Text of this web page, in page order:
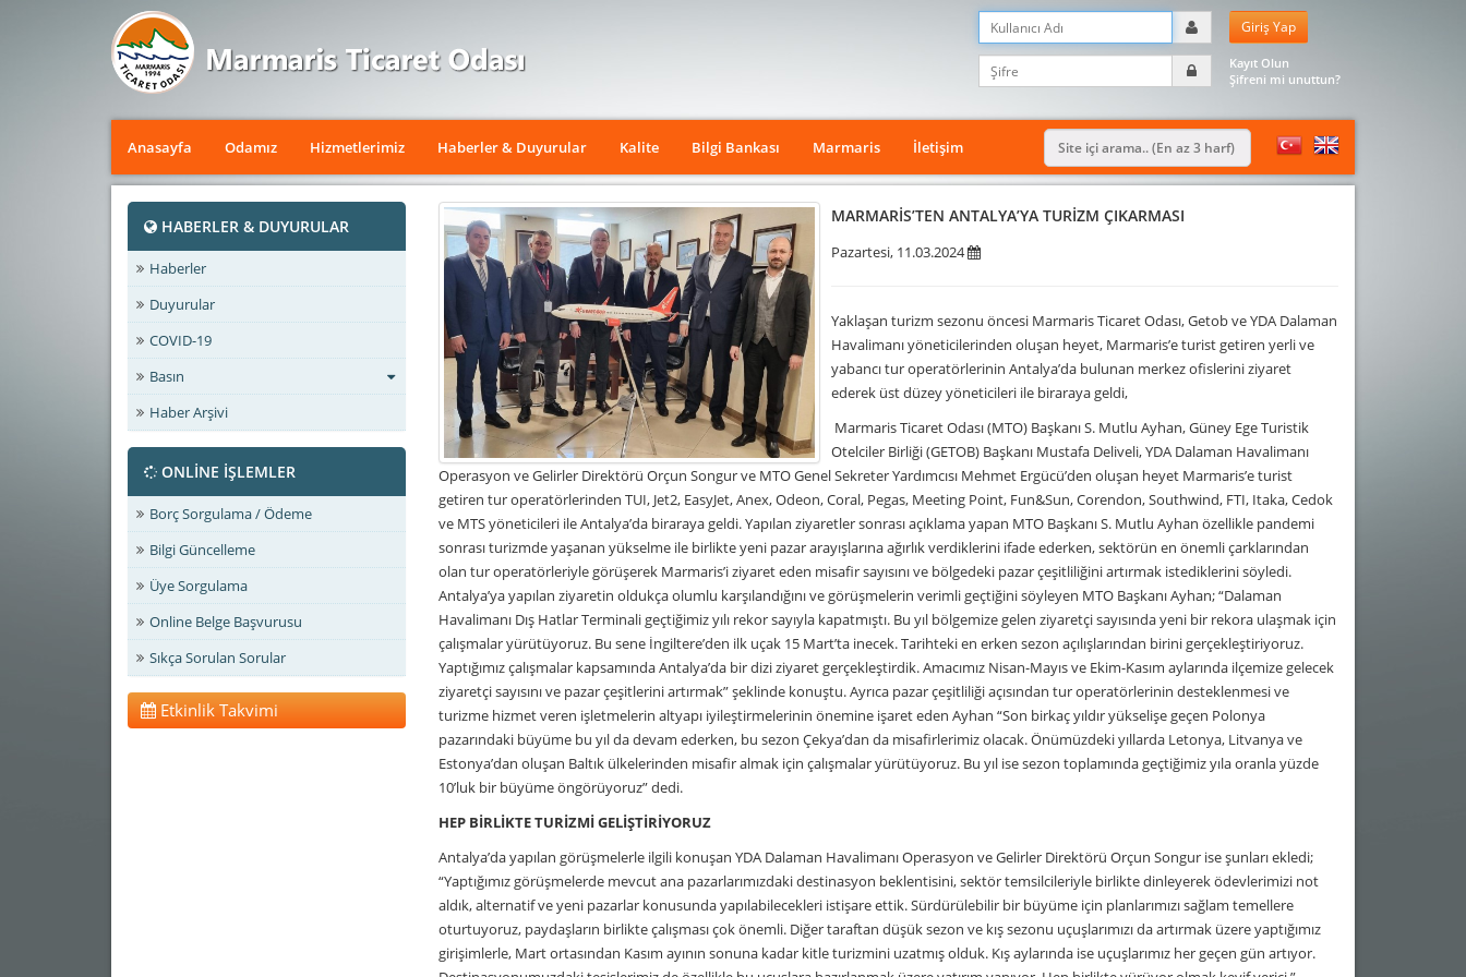
Kayıt Olun
Şifreni mi unuttun?
Anasayfa Odamız Hizmetlerimiz Haberler & Duyurular Kalite Bilgi Bankası Marmaris İletişim
HABERLER & DUYURULAR
Haberler
Duyurular
COVID-19
Basın
Haber Arşivi
ONLİNE İŞLEMLER
Borç Sorgulama / Ödeme
Bilgi Güncelleme
Üye Sorgulama
Online Belge Başvurusu
Sıkça Sorulan Sorular
Etkinlik Takvimi
MARMARİS’TEN ANTALYA’YA TURİZM ÇIKARMASI
Pazartesi, 11.03.2024
Yaklaşan turizm sezonu öncesi Marmaris Ticaret Odası, Getob ve YDA Dalaman
Havalimanı yöneticilerinden oluşan heyet, Marmaris’e turist getiren yerli ve
yabancı tur operatörlerinin Antalya’da bulunan merkez ofislerini ziyaret
ederek üst düzey yöneticileri ile biraraya geldi,
Marmaris Ticaret Odası (MTO) Başkanı S. Mutlu Ayhan, Güney Ege Turistik
Otelciler Birliği (GETOB) Başkanı Mustafa Deliveli, YDA Dalaman Havalimanı
Operasyon ve Gelirler Direktörü Orçun Songur ve MTO Genel Sekreter Yardımcısı Mehmet Ergücü’den oluşan heyet Marmaris’e turist
getiren tur operatörlerinden TUI, Jet2, EasyJet, Anex, Odeon, Coral, Pegas, Meeting Point, Fun&Sun, Corendon, Southwind, FTI, Itaka, Cedok
ve MTS yöneticileri ile Antalya’da biraraya geldi. Yapılan ziyaretler sonrası açıklama yapan MTO Başkanı S. Mutlu Ayhan özellikle pandemi
sonrası turizmde yaşanan yükselme ile birlikte yeni pazar arayışlarına ağırlık verdiklerini ifade ederken, sektörün en önemli çarklarından
olan tur operatörleriyle görüşerek Marmaris’i ziyaret eden misafir sayısını ve bölgedeki pazar çeşitliliğini artırmak istediklerini söyledi.
Antalya’ya yapılan ziyaretin oldukça olumlu karşılandığını ve görüşmelerin verimli geçtiğini söyleyen MTO Başkanı Ayhan; “Dalaman
Havalimanı Dış Hatlar Terminali geçtiğimiz yılı rekor sayıyla kapatmıştı. Bu yıl bölgemize gelen ziyaretçi sayısında yeni bir rekora ulaşmak için
çalışmalar yürütüyoruz. Bu sene İngiltere’den ilk uçak 15 Mart’ta inecek. Tarihteki en erken sezon açılışlarından birini gerçekleştiriyoruz.
Yaptığımız çalışmalar kapsamında Antalya’da bir dizi ziyaret gerçekleştirdik. Amacımız Nisan-Mayıs ve Ekim-Kasım aylarında ilçemize gelecek
ziyaretçi sayısını ve pazar çeşitlerini artırmak” şeklinde konuştu. Ayrıca pazar çeşitliliği açısından tur operatörlerinin desteklenmesi ve
turizme hizmet veren işletmelerin altyapı iyileştirmelerinin önemine işaret eden Ayhan “Son birkaç yıldır yükselişe geçen Polonya
pazarındaki büyüme bu yıl da devam ederken, bu sezon Çekya’dan da misafirlerimiz olacak. Önümüzdeki yıllarda Letonya, Litvanya ve
Estonya’dan oluşan Baltık ülkelerinden misafir almak için çalışmalar yürütüyoruz. Bu yıl ise sezon toplamında geçtiğimiz yıla oranla yüzde
10’luk bir büyüme öngörüyoruz” dedi.
HEP BİRLİKTE TURİZMİ GELİŞTİRİYORUZ
Antalya’da yapılan görüşmelerle ilgili konuşan YDA Dalaman Havalimanı Operasyon ve Gelirler Direktörü Orçun Songur ise şunları ekledi;
“Yaptığımız görüşmelerde mevcut ana pazarlarımızdaki destinasyon beklentisini, sektör temsilcileriyle birlikte dinleyerek ödevlerimizi not
aldık, alternatif ve yeni pazarlar konusunda yapılabilecekleri istişare ettik. Sürdürülebilir bir büyüme için planlarımızı sağlam temellere
oturtuyoruz, paydaşların birlikte çalışması çok önemli. Diğer taraftan düşük sezon ve kış sezonu uçuşlarımızı da artırmak üzere yaptığımız
girişimlerle, Mart ortasından Kasım ayının sonuna kadar kitle turizmini uzatmış olduk. Kış aylarında ise uçuşlarımız her geçen gün artıyor.